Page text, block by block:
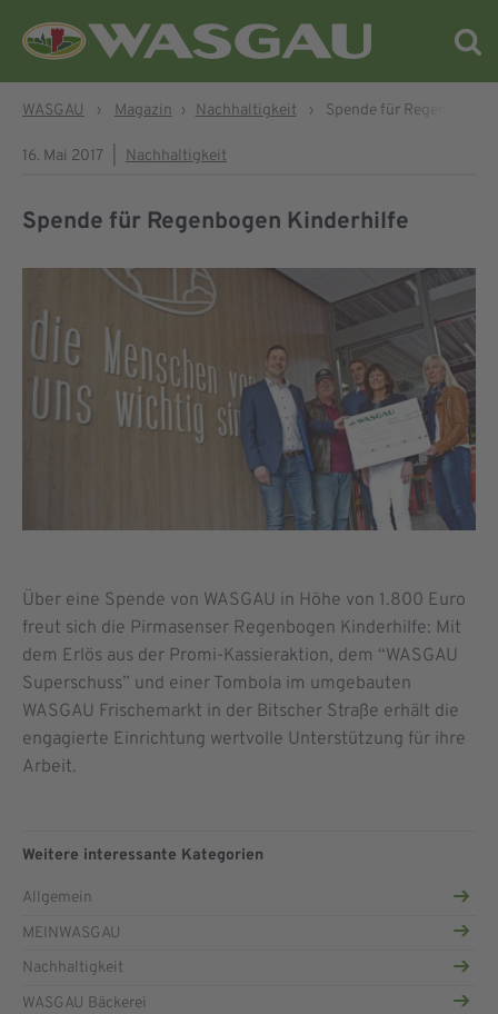
WASGAU › Magazin › Nachhaltigkeit › Spende für
16. Mai 2017 Nachhaltigkeit
Spende für Regenbogen Kinderhilfe
Über eine Spende von WASGAU in Höhe von 1.800 Euro
freut sich die Pirmasenser Regenbogen Kinderhilfe: Mit
dem Erlös aus der Promi-Kassieraktion, dem “WASGAU
Superschuss” und einer Tombola im umgebauten
WASGAU Frischemarkt in der Bitscher Straße erhält die
engagierte Einrichtung wertvolle Unterstützung für ihre
Arbeit.
Weitere interessante Kategorien
Allgemein
MEINWASGAU
Nachhaltigkeit
WASGAU Bäckerei